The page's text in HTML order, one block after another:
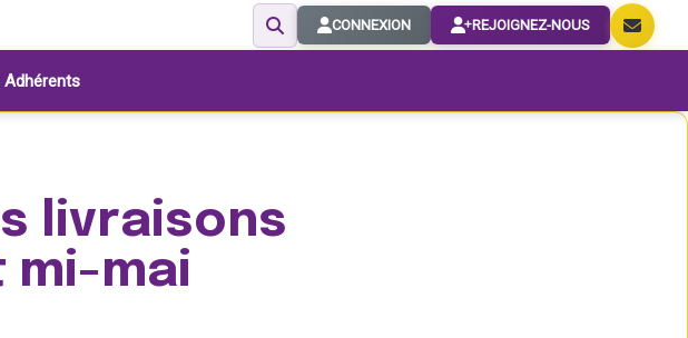
CONNEXION REJOIGNEZ-NOUS
Adhérents
livraisons
mai